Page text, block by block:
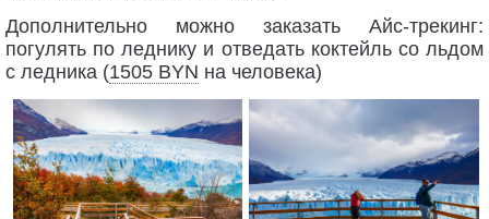
Дополнительно можно заказать Айс-трекинг:
погулять по леднику и отведать коктейль со льдом
с ледника (1505 BYN на человека)